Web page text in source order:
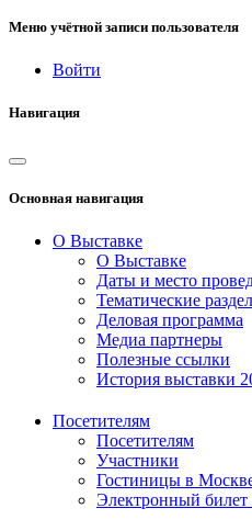
Меню учётной записи пользователя
Войти
Навигация
Основная навигация
О Выставке
О Выставке
Даты и место
Тематические
Деловая программа
Медиа партнеры
Полезные ссылки
История выставки
Посетителям
Посетителям
Участники
Гостиницы в
Электронный билет